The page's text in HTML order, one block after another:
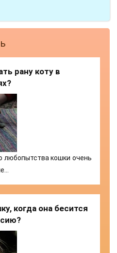
рану коту в
любопытства кошки очень
когда она бесится